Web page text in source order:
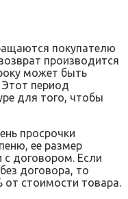
покупателю
производится
может быть
период
для того, чтобы
просрочки
ее размер
с договором. Если
договора, то
от стоимости товара.